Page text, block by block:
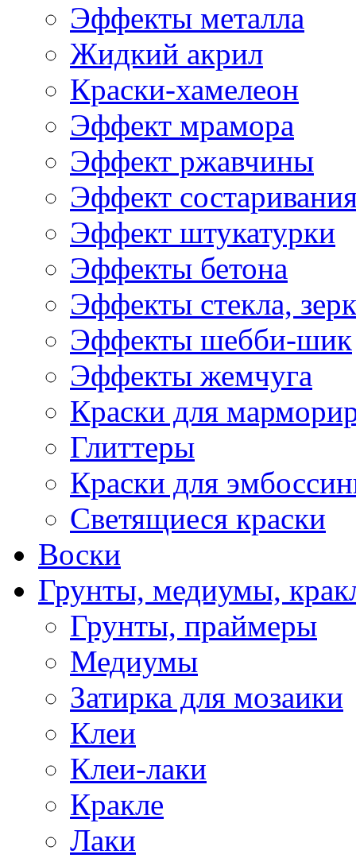
Эффекты металла
Жидкий акрил
Краски-хамелеон
Эффект мрамора
Эффект ржавчины
Эффект
Эффект штукатурки
Эффекты бетона
Эффекты стекла,
Эффекты шебби-шик
Эффекты жемчуга
Краски для
Глиттеры
Краски для
Светящиеся краски
Воски
Грунты, медиумы,
Грунты, праймеры
Медиумы
Затирка для мозаики
Клеи
Клеи-лаки
Кракле
Лаки